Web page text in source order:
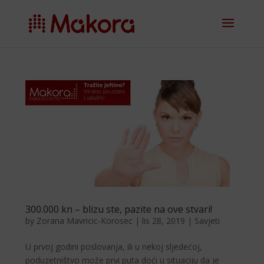
300.000 kn – blizu ste, pazite na ove stvari!
by Zorana Mavricic-Korosec | lis 28, 2019 | Savjeti
U prvoj godini poslovanja, ili u nekoj sljedećoj,
poduzetništvo može prvi puta doći u situaciju da je